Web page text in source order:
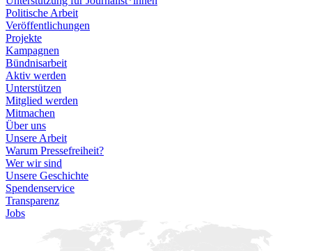
Politische Arbeit
Veröffentlichungen
Projekte
Kampagnen
Bündnisarbeit
Aktiv werden
Unterstützen
Mitglied werden
Mitmachen
Über uns
Unsere Arbeit
Warum Pressefreiheit?
Wer wir sind
Unsere Geschichte
Spendenservice
Transparenz
Jobs